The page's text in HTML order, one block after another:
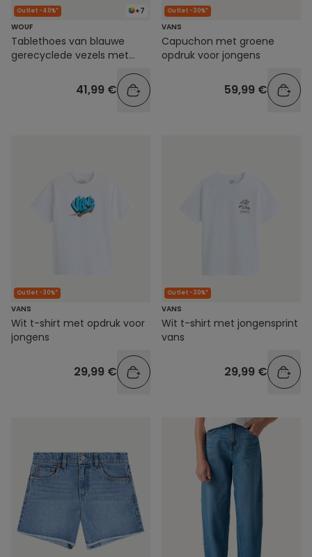
+7
Outlet -40%*
WOUF
Tablethoes van blauwe
gerecyclede vezels met
41,99 €
Outlet -30%*
VANS
Capuchon met groene
opdruk voor jongens
59,99 €
Outlet -30%*
VANS
Wit t-shirt met opdruk voor
jongens
29,99 €
Outlet -30%*
VANS
Wit t-shirt met jongensprint
vans
29,99 €